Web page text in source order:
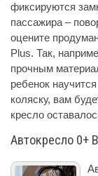
фиксируются
пассажира –
оцените
Plus. Так,
прочным
ребенок
коляску, вам
кресло
Автокресло 0+